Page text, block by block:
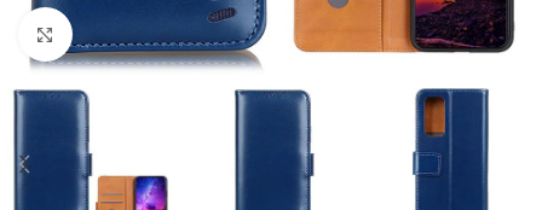
Click to enlarge